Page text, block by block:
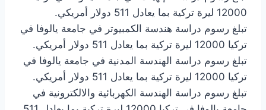
12000 ليرة تركية بما يعادل 511 دولار أمريكي.
تبلغ رسوم دراسة هندسة الكمبيوتر في جامعة يالوفا في
تركيا 12000 ليرة تركية بما يعادل 511 دولار أمريكي.
تبلغ رسوم دراسة الهندسة المدنية في جامعة يالوفا في
تركيا 12000 ليرة تركية بما يعادل 511 دولار أمريكي.
تبلغ رسوم دراسة الهندسة الكهربائية والالكترونية في